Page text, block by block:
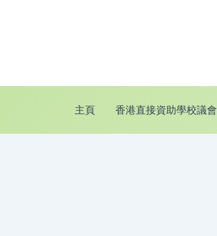
容
主頁 香港直接資助學校議會